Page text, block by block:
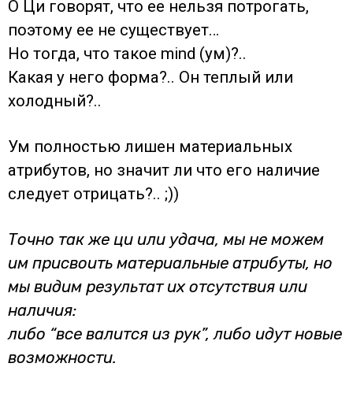
О Ци говорят, что ее нельзя потрогать,
поэтому ее не существует…
Но тогда, что такое mind (ум)?..
Какая у него форма?.. Он теплый или
холодный?..
Ум полностью лишен материальных
атрибутов, но значит ли что его наличие
следует отрицать?.. ;))
Точно так же ци или удача, мы не можем
им присвоить материальные атрибуты, но
мы видим результат их отсутствия или
наличия:
либо “все валится из рук”, либо идут новые
возможности.